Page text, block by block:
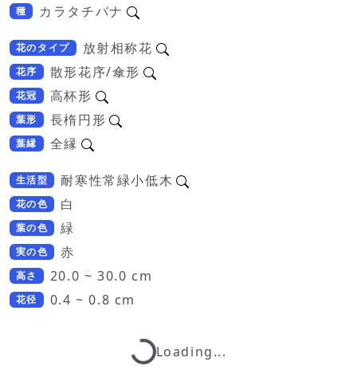
種 カラタチバナ
花のタイプ 放射相称花
花序 散形花序/傘形
花冠 高杯形
葉形 長楕円形
葉縁 全縁
生活型 耐寒性常緑小低木
花の色 白
葉の色 緑
実の色 赤
高さ 20.0 ~ 30.0 cm
花径 0.4 ~ 0.8 cm
Loading...Loading...